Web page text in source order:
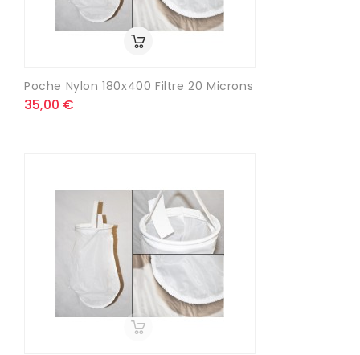
Poche Nylon 180x400 Filtre 20 Microns
35,00 €